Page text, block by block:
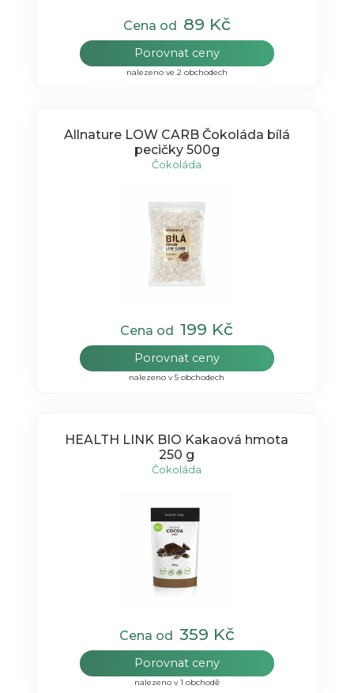
Cena od 89 Kč
Porovnat ceny
nalezeno ve 2 obchodech
Allnature LOW CARB Čokoláda bílá
pecičky 500g
Čokoláda
Cena od199 Kč
Porovnat ceny
nalezeno v 5 obchodech
HEALTH LINK BIO Kakaová hmota
250 g
Čokoláda
Cena od 359 Kč
Porovnat ceny
nalezeno v 1 obchodě